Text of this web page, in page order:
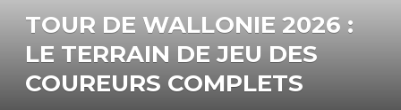
TOUR DE WALLONIE 2026 :
LE TERRAIN DE JEU DES
COUREURS COMPLETS